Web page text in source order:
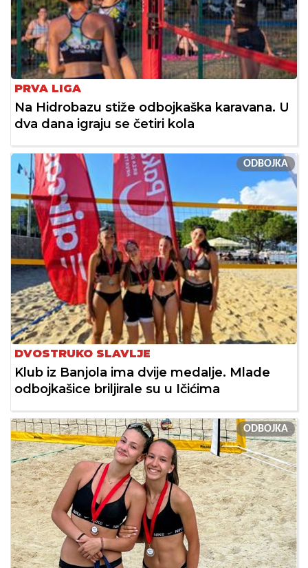
PRVA LIGA
Na Hidrobazu stiže odbojkaška karavana. U
dva dana igraju se četiri kola
ODBOJKA
DVOSTRUKO SLAVLJE
Klub iz Banjola ima dvije medalje. Mlade
odbojkašice briljirale su u Ičićima
ODBOJKA